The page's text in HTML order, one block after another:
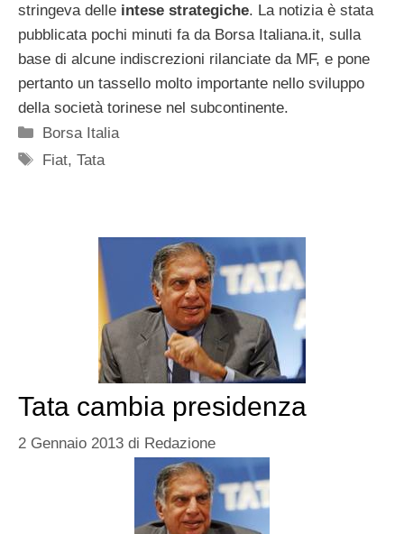
stringeva delle intese strategiche. La notizia è stata
pubblicata pochi minuti fa da Borsa Italiana.it, sulla
base di alcune indiscrezioni rilanciate da MF, e pone
pertanto un tassello molto importante nello sviluppo
della società torinese nel subcontinente.
Categorie
Borsa Italia
Tag
Fiat,Tata
Tata cambia presidenza
2 Gennaio 2013 di Redazione